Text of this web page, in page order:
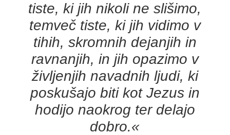
tiste, ki jih nikoli ne slišimo,
temveč tiste, ki jih vidimo v
tihih, skromnih dejanjih in
ravnanjih, in jih opazimo v
življenjih navadnih ljudi, ki
poskušajo biti kot Jezus in
hodijo naokrog ter delajo
dobro.«